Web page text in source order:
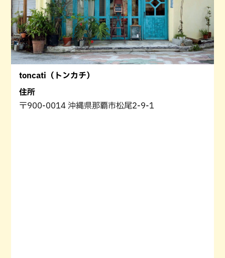
toncati（トンカチ）
住所
〒900-0014 沖縄県那覇市松尾2-9-1